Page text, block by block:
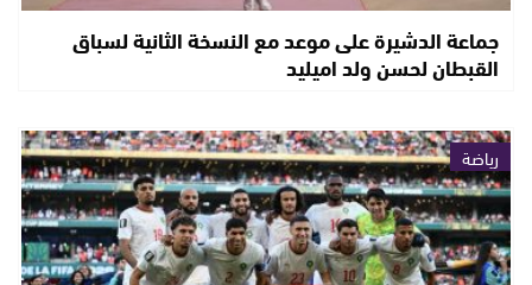
جماعة الدشيرة على موعد مع النسخة الثانية لسباق
القبطان لحسن ولد اميليد
رياضة